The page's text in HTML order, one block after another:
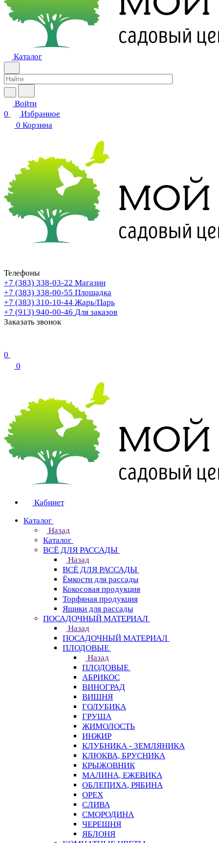
Каталог
Войти
0
Избранное
0 Корзина
Телефоны
+7 (383) 338-03-22 Магазин
+7 (383) 338-00-55 Площадка
+7 (383) 310-10-44 Жарь/Парь
+7 (913) 940-00-46 Для заказов
Заказать звонок
0
0
Кабинет
Каталог
Назад
Каталог
ВСЁ ДЛЯ РАССАДЫ
Назад
ВСЁ ДЛЯ РАССАДЫ
Ёмкости для рассады
Кокосовая продукция
Торфяная продукция
Ящики для рассады
ПОСАДОЧНЫЙ МАТЕРИАЛ
Назад
ПОСАДОЧНЫЙ МАТЕРИАЛ
ПЛОДОВЫЕ
Назад
ПЛОДОВЫЕ
АБРИКОС
ВИНОГРАД
ВИШНЯ
ГОЛУБИКА
ГРУША
ЖИМОЛОСТЬ
ИНЖИР
КЛУБНИКА - ЗЕМЛЯНИКА
КЛЮКВА, БРУСНИКА
КРЫЖОВНИК
МАЛИНА, ЕЖЕВИКА
ОБЛЕПИХА, РЯБИНА
ОРЕХ
СЛИВА
СМОРОДИНА
ЧЕРЕШНЯ
ЯБЛОНЯ